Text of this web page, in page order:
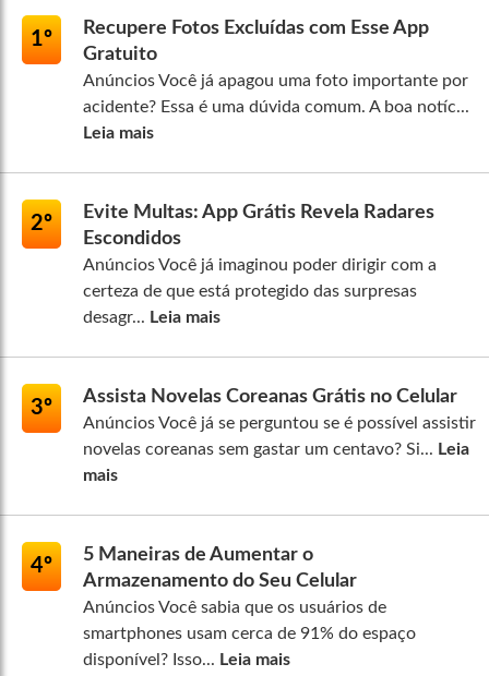
1º
Recupere Fotos Excluídas com Esse App
Gratuito
Anúncios Você já apagou uma foto importante por
acidente? Essa é uma dúvida comum. A boa notíc...
Leia mais
2º
Evite Multas: App Grátis Revela Radares
Escondidos
Anúncios Você já imaginou poder dirigir com a
certeza de que está protegido das surpresas
desagr... Leia mais
3º
Assista Novelas Coreanas Grátis no Celular
Anúncios Você já se perguntou se é possível assistir
novelas coreanas sem gastar um centavo? Si... Leia
mais
4º
5 Maneiras de Aumentar o
Armazenamento do Seu Celular
Anúncios Você sabia que os usuários de
smartphones usam cerca de 91% do espaço
disponível? Isso... Leia mais